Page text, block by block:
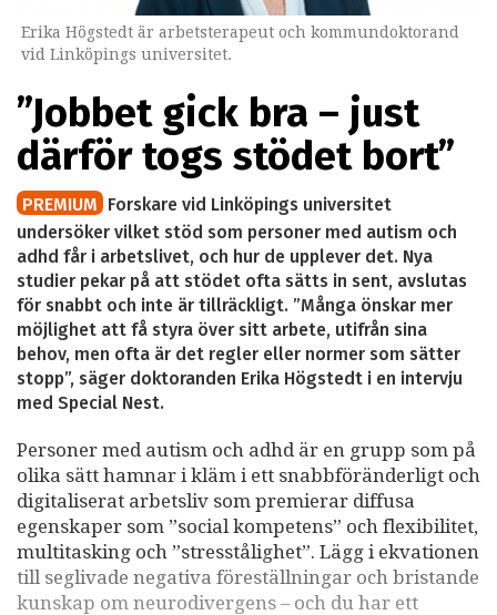
Erika Högstedt är arbetsterapeut och kommundoktorand
vid Linköpings universitet.
”Jobbet gick bra – just
därför togs stödet bort”
PREMIUM Forskare vid Linköpings universitet
undersöker vilket stöd som personer med autism och
adhd får i arbetslivet, och hur de upplever det. Nya
studier pekar på att stödet ofta sätts in sent, avslutas
för snabbt och inte är tillräckligt. ”Många önskar mer
möjlighet att få styra över sitt arbete, utifrån sina
behov, men ofta är det regler eller normer som sätter
stopp”, säger doktoranden Erika Högstedt i en intervju
med Special Nest.
Personer med autism och adhd är en grupp som på
olika sätt hamnar i kläm i ett snabbföränderligt och
digitaliserat arbetsliv som premierar diffusa
egenskaper som ”social kompetens” och flexibilitet,
multitasking och ”stresstålighet”. Lägg i ekvationen
till seglivade negativa föreställningar och bristande
kunskap om neurodivergens – och du har ett